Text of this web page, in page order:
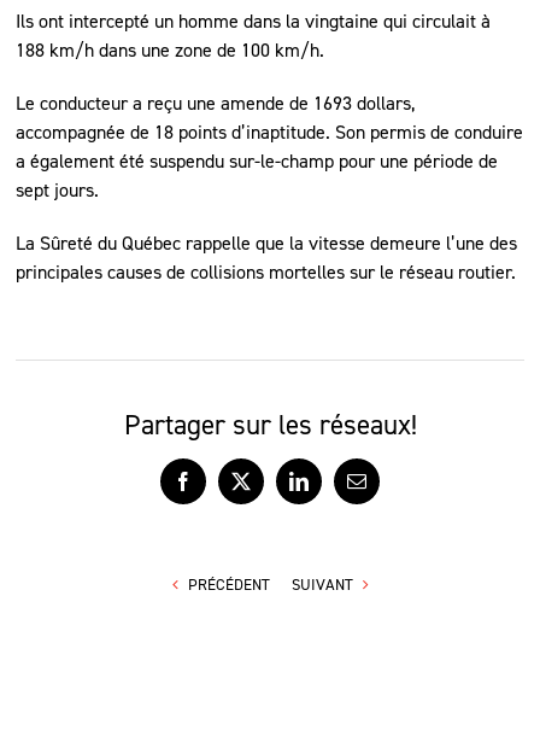
Ils ont intercepté un homme dans la vingtaine qui circulait à
188 km/h dans une zone de 100 km/h.
Le conducteur a reçu une amende de 1693 dollars,
accompagnée de 18 points d’inaptitude. Son permis de conduire
a également été suspendu sur-le-champ pour une période de
sept jours.
La Sûreté du Québec rappelle que la vitesse demeure l’une des
principales causes de collisions mortelles sur le réseau routier.
Partager sur les réseaux!
Facebook
X LinkedInCourriel
PRÉCÉDENT SUIVANT